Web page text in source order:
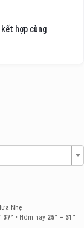
kết hợp cùng
Nhẹ
37° • Hôm nay 25° – 31°